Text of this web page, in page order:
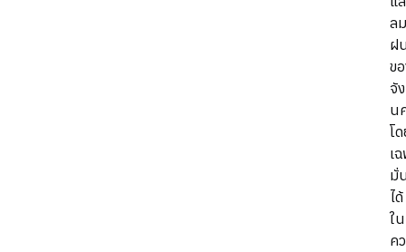
ล
ฝ
ข
จั
น
โ
เ
มั่
ได้
ใน
ค